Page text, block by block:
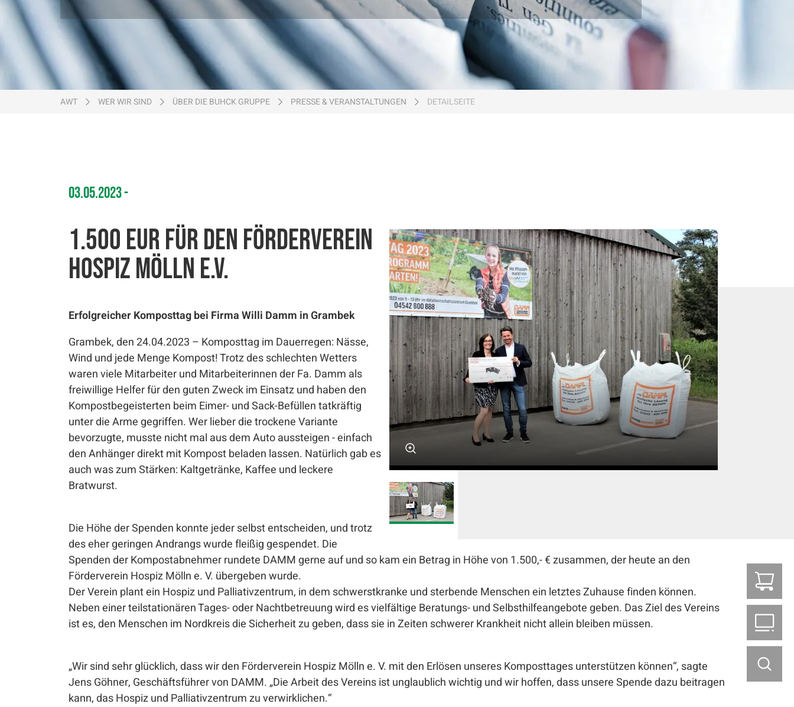
Ein Unternehmen von Service-Hotline: 04154-70 70 2-70
AWT WER WIR SIND ÜBER DIE BUHCK GRUPPE PRESSE & VERANSTALTUNGEN DETAILSEITE
03.05.2023
1.500 EUR für den Förderverein
Hospiz Mölln e.V.
Erfolgreicher Komposttag bei Firma Willi Damm in Grambek
Grambek, den 24.04.2023 – Komposttag im Dauerregen: Nässe,
Wind und jede Menge Kompost! Trotz des schlechten Wetters
waren viele Mitarbeiter und Mitarbeiterinnen der Fa. Damm als
freiwillige Helfer für den guten Zweck im Einsatz und haben den
Kompostbegeisterten beim Eimer- und Sack-Befüllen tatkräftig
unter die Arme gegriffen. Wer lieber die trockene Variante
bevorzugte, musste nicht mal aus dem Auto aussteigen - einfach
den Anhänger direkt mit Kompost beladen lassen. Natürlich gab es
auch was zum Stärken: Kaltgetränke, Kaffee und leckere
Bratwurst.
Die Höhe der Spenden konnte jeder selbst entscheiden, und trotz
des eher geringen Andrangs wurde fleißig gespendet. Die
Spenden der Kompostabnehmer rundete DAMM gerne auf und so kam ein Betrag in Höhe von 1.500,- € zusammen, der heute an den
Förderverein Hospiz Mölln e. V. übergeben wurde.
Der Verein plant ein Hospiz und Palliativzentrum, in dem schwerstkranke und sterbende Menschen ein letztes Zuhause finden können.
Neben einer teilstationären Tages- oder Nachtbetreuung wird es vielfältige Beratungs- und Selbsthilfeangebote geben. Das Ziel des Vereins
ist es, den Menschen im Nordkreis die Sicherheit zu geben, dass sie in Zeiten schwerer Krankheit nicht allein bleiben müssen.
„Wir sind sehr glücklich, dass wir den Förderverein Hospiz Mölln e. V. mit den Erlösen unseres Komposttages unterstützen können“, sagte
Jens Göhner, Geschäftsführer von DAMM. „Die Arbeit des Vereins ist unglaublich wichtig und wir hoffen, dass unsere Spende dazu beitragen
kann, das Hospiz und Palliativzentrum zu verwirklichen.“